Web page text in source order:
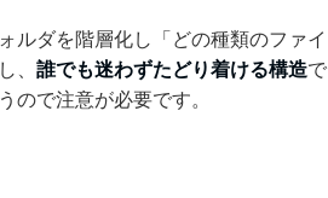
ルダを階層化し「どの種類のファイ
、 誰でも迷わずたどり着ける構造で
ので注意が必要です。